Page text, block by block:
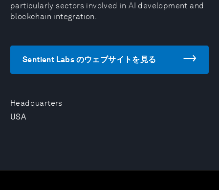
Headquarters
USA
particularly sectors involved in AI development and
blockchain integration.
Sentient Labs のウェブサイトを見る